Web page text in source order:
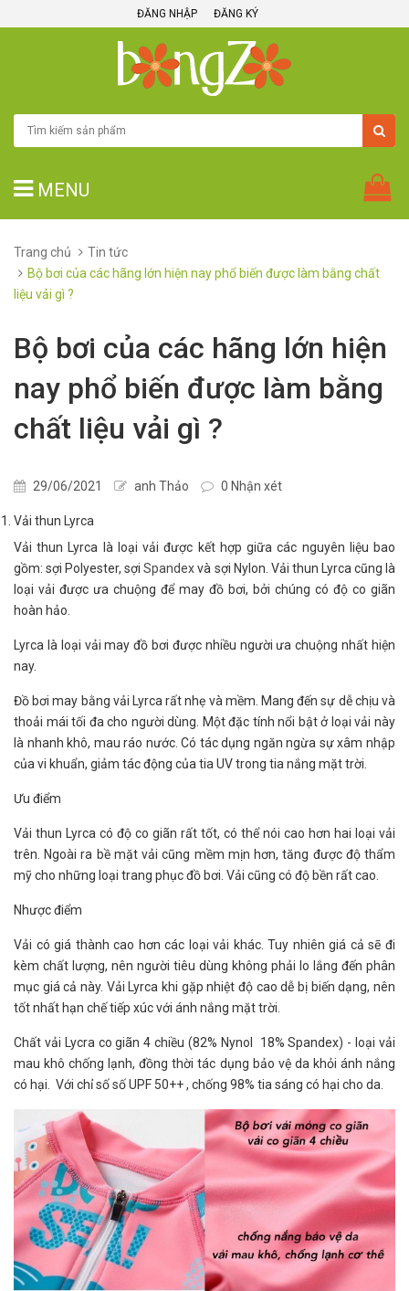
ĐĂNG NHẬP ĐĂNG KÝ
MENU
Trang chủ
Tin tức
Bộ bơi của các hãng lớn hiện nay phổ biến được làm bằng chất
liệu vải gì ?
Bộ bơi của các hãng lớn hiện
nay phổ biến được làm bằng
chất liệu vải gì ?
29/06/2021 anh Thảo 0 Nhận xét
Vải thun Lyrca
Vải thun Lyrca là loại vải được kết hợp giữa các nguyên liệu bao
gồm: sợi Polyester, sợiSpandexvà sợi Nylon. Vải thun Lyrca cũng là
loại vải được ưa chuộng để may đồ bơi, bởi chúng có độ co giãn
hoàn hảo.
Lyrca là loại vải may đồ bơi được nhiều người ưa chuộng nhất hiện
nay.
Đồ bơi may bằng vải Lyrca rất nhẹ và mềm. Mang đến sự dễ chịu và
thoải mái tối đa cho người dùng. Một đặc tính nổi bật ở loại vải này
là nhanh khô, mau ráo nước. Có tác dụng ngăn ngừa sự xâm nhập
của vi khuẩn, giảm tác động của tia UV trong tia nắng mặt trời.
Ưu điểm
Vải thun Lyrca có độ co giãn rất tốt, có thể nói cao hơn hai loại vải
trên. Ngoài ra bề mặt vải cũng mềm mịn hơn, tăng được độ thẩm
mỹ cho những loại trang phục đồ bơi. Vải cũng có độ bền rất cao.
Nhược điểm
Vải có giá thành cao hơn các loại vải khác. Tuy nhiên giá cả sẽ đi
kèm chất lượng, nên người tiêu dùng không phải lo lắng đến phân
mục giá cả này. Vải Lyrca khi gặp nhiệt độ cao dễ bị biến dạng, nên
tốt nhất hạn chế tiếp xúc với ánh nắng mặt trời.
Chất vải Lycra co giãn 4 chiều (82% Nynol 18% Spandex) - loại vải
mau khô chống lạnh, đồng thời tác dụng bảo vệ da khỏi ánh nắng
có hại. Với chỉ số số UPF 50++ , chống 98% tia sáng có hại cho da.